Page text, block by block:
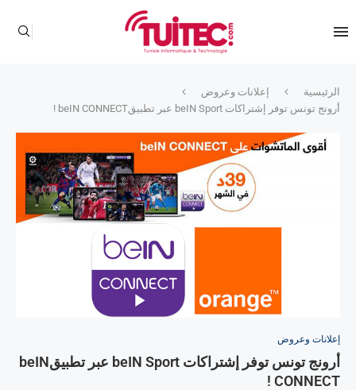
الرئيسية
إعلانات وعروض
أرونج تونس توفر إشتراكات beIN Sport عبر تطبيقbeIN CONNECT !
إعلانات وعروض
أرونج تونس توفر إشتراكات beIN Sport عبر تطبيقbeIN
CONNECT !